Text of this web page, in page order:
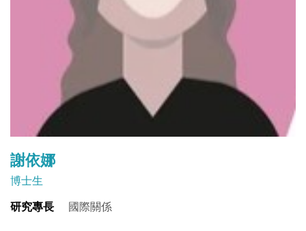
謝依娜
博士生
研究專長 國際關係